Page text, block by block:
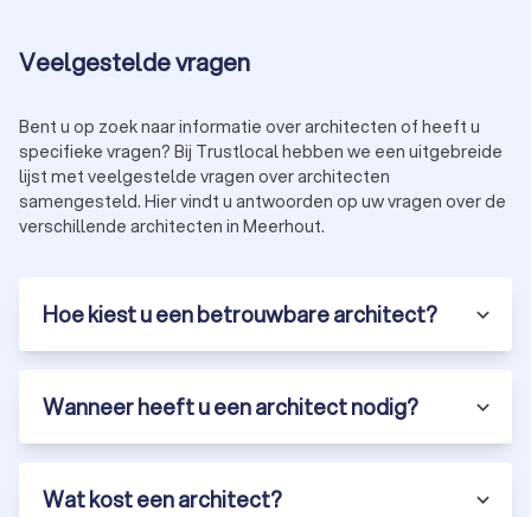
Veelgestelde vragen
Bent u op zoek naar informatie over architecten of heeft u
specifieke vragen? Bij Trustlocal hebben we een uitgebreide
lijst met veelgestelde vragen over architecten
samengesteld. Hier vindt u antwoorden op uw vragen over de
verschillende architecten in Meerhout.
Hoe kiest u een betrouwbare architect?
Wanneer heeft u een architect nodig?
Wat kost een architect?